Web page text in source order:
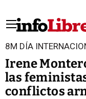
8M DÍA
Irene
las
conflictos